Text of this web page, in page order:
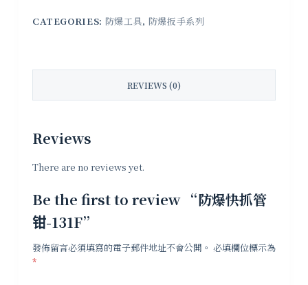
CATEGORIES: 防爆工具, 防爆扳手系列
REVIEWS (0)
Reviews
There are no reviews yet.
Be the first to review “防爆快抓管
钳-131F”
發佈留言必須填寫的電子郵件地址不會公開。 必填欄位標示為
*